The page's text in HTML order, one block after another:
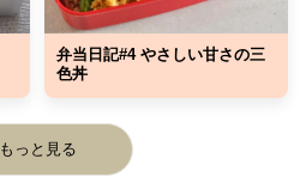
弁当日記#4 やさしい甘さの三
色丼
もっと見る